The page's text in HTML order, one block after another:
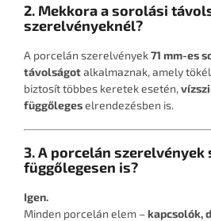
2. Mekkora a sorolási
szerelvényeknél?
A porcelán szerelvények71 mm-es
távolságotalkalmaznak, amely
biztosít többes keretek esetén,
függőlegeselrendezésben is.
3. A porcelán
függőlegesen is?
Igen.
Minden porcelán elem –kapcsolók,